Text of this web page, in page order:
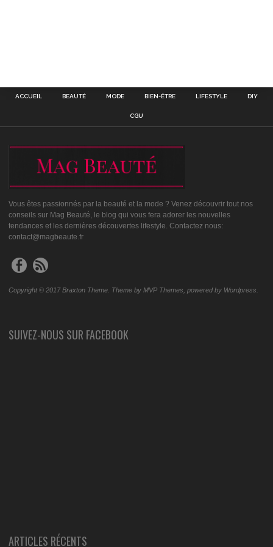
ACCUEIL BEAUTÉ MODE BIEN-ÊTRE LIFESTYLE DIY
CGU
Vous êtes passionnés par la beauté et la mode ? Venez découvrir tout nos
conseils sur Mag Beauté, le blog qui vous fera adorer les nouvelles
tendances et les dernières découvertes lifestyle. Contactez nous:
contact@magbeaute.fr
Copyright © 2017 Braxton Theme. Theme by MVP Themes, powered by Wordpress.
SUIVEZ-NOUS SUR FACEBOOK
ARTICLES RÉCENTS